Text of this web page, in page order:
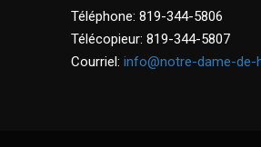
Téléphone: 819-344-5806
Télécopieur: 819-344-5807
Courriel: info@notre-dame-de-